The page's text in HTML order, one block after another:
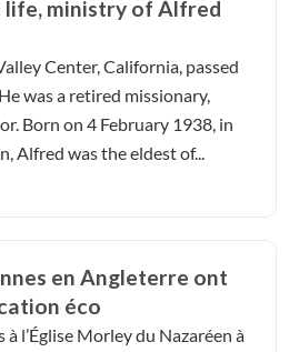
life, ministry of Alfred
Center, California, passed
was a retired missionary,
Born on 4 February 1938, in
Alfred was the eldest of...
en Angleterre ont
éco
à l’Église Morley du Nazaréen à